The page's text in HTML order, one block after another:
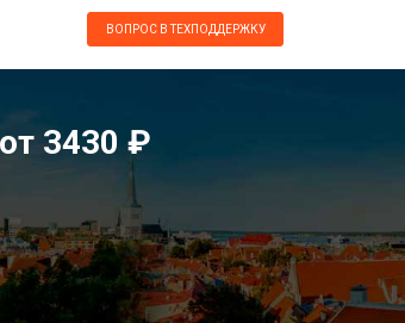
ВОПРОС В ТЕХПОДДЕРЖКУ
3430 ₽